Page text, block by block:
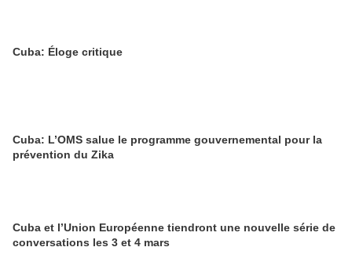
Cuba: Éloge critique
Cuba: L’OMS salue le programme gouvernemental pour la
prévention du Zika
Cuba et l’Union Européenne tiendront une nouvelle série de
conversations les 3 et 4 mars